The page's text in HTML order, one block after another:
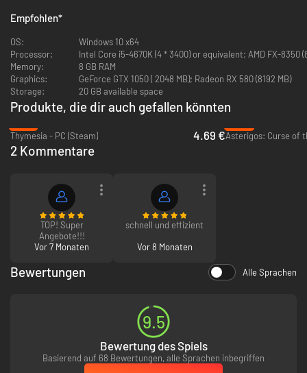
Empfohlen*
OS:
Windows 10 x64
Processor:
Intel Core i5-4670K (4 * 3400) or equivalent; AMD FX-8350
Memory:
8 GB RAM
Graphics:
GeForce GTX 1050 ( 2048 MB); Radeon RX 580 (8192 MB)
Storage:
20 GB available space
Produkte, die dir auch gefallen könnten
Thymesia - PC (Steam)
4.69 €Asterigos: Curse of
2 Kommentare
TOP! Super
Angebote!!!
Vor 7 Monaten
schnell und effizient
Vor 8 Monaten
Bewertungen Alle Sprachen
9.5
Bewertung des Spiels
Basierend auf 68 Bewertungen, alle Sprachen inbegriffen